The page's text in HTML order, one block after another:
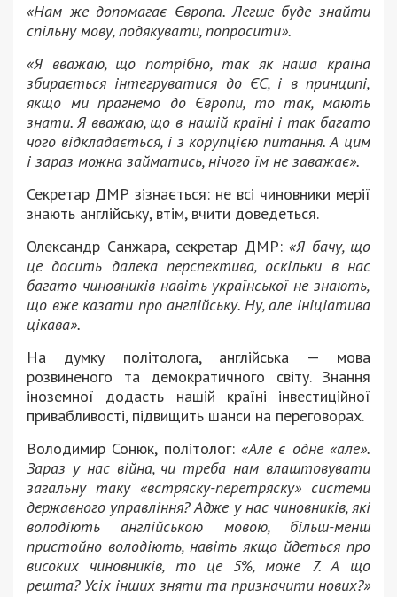
«Нам же допомагає Європа.Легше буде знайти
спільну мову, подякувати, попросити».
«Я вважаю, що потрібно, так як наша країна
збирається інтегруватися до ЄС, і в принципі,
якщо ми прагнемо до Європи, то так, мають
знати. Я вважаю, що в нашій країні і так багато
чого відкладається, і з корупцією питання. А цим
і зараз можна займатись, нічого їм не заважає».
Секретар ДМР зізнається: не всі чиновники мерії
знають англійську, втім, вчити доведеться.
Олександр Санжара, секретар ДМР: «Я бачу, що
це досить далека перспектива, оскільки в нас
багато чиновників навіть української не знають,
що вже казати про англійську. Ну, але ініціатива
цікава».
На думку політолога, англійська — мова
розвиненого та демократичного світу. Знання
іноземної додасть нашій країні інвестиційної
привабливості, підвищить шанси на переговорах.
Володимир Сонюк, політолог: «Але є одне «але».
Зараз у нас війна, чи треба нам влаштовувати
загальну таку «встряску-перетряску» системи
державного управління? Адже у нас чиновників, які
володіють англійською мовою, більш-менш
пристойно володіють, навіть якщо йдеться про
високих чиновників, то це 5%, може 7. А що
решта? Усіх інших зняти та призначити нових?»